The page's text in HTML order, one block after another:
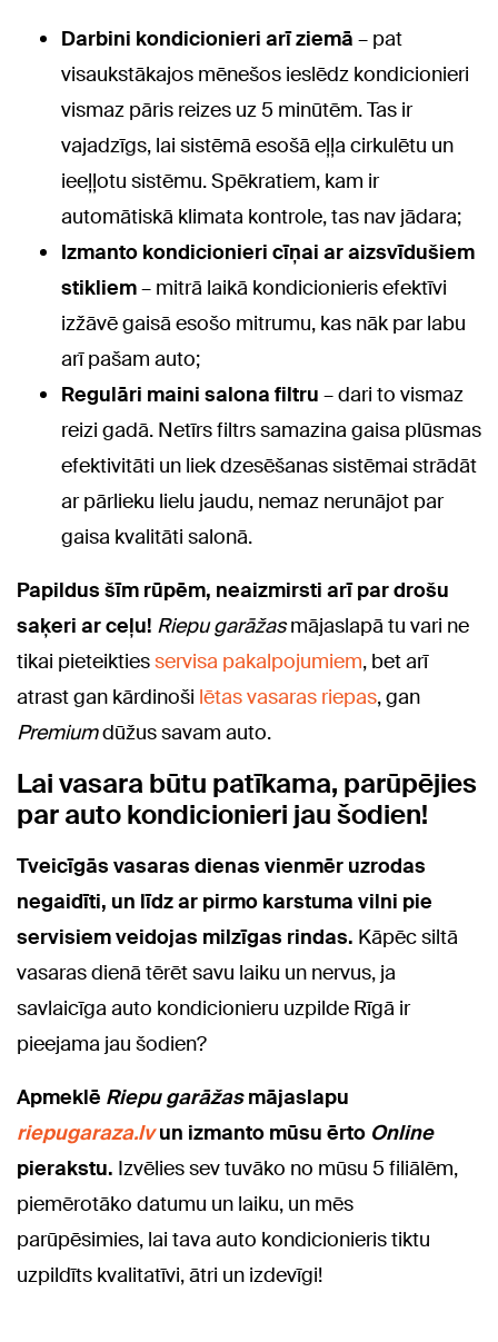
Darbini kondicionieri arī ziemā – pat
visaukstākajos mēnešos ieslēdz kondicionieri
vismaz pāris reizes uz 5 minūtēm. Tas ir
vajadzīgs, lai sistēmā esošā eļļa cirkulētu un
ieeļļotu sistēmu. Spēkratiem, kam ir
automātiskā klimata kontrole, tas nav jādara;
Izmanto kondicionieri cīņai ar aizsvīdušiem
stikliem– mitrā laikā kondicionieris efektīvi
izžāvē gaisā esošo mitrumu, kas nāk par labu
arī pašam auto;
Regulāri maini salona filtru – dari to vismaz
reizi gadā. Netīrs filtrs samazina gaisa plūsmas
efektivitāti un liek dzesēšanas sistēmai strādāt
ar pārlieku lielu jaudu, nemaz nerunājot par
gaisa kvalitāti salonā.
Papildus šīm rūpēm, neaizmirsti arī par drošu
saķeri ar ceļu! Riepu garāžasmājaslapā tu vari ne
tikai pieteiktiesservisa pakalpojumiem, bet arī
atrast gan kārdinoši lētas vasaras riepas, gan
Premiumdūžus savam auto.
Lai vasara būtu patīkama, parūpējies
par auto kondicionieri jau šodien!
Tveicīgās vasaras dienas vienmēr uzrodas
negaidīti, un līdz ar pirmo karstuma vilni pie
servisiem veidojas milzīgas rindas. Kāpēc siltā
vasaras dienā tērēt savu laiku un nervus, ja
savlaicīga auto kondicionieru uzpilde Rīgā ir
pieejama jau šodien?
Apmeklē Riepu garāžasmājaslapu
riepugaraza.lvun izmanto mūsu ērto Online
pierakstu. Izvēlies sev tuvāko no mūsu 5 filiālēm,
piemērotāko datumu un laiku, un mēs
parūpēsimies, lai tava auto kondicionieris tiktu
uzpildīts kvalitatīvi, ātri un izdevīgi!